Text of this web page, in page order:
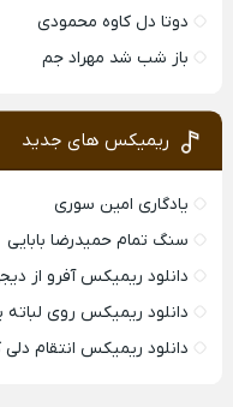
دوتا دل کاوه محمودی
باز شب شد مهراد جم
ریمیکس های جدید
یادگاری امین سوری
سنگ تمام حمیدرضا بابایی
دانلود ریمیکس آفرو از
دانلود ریمیکس روی
دانلود ریمیکس انتقام